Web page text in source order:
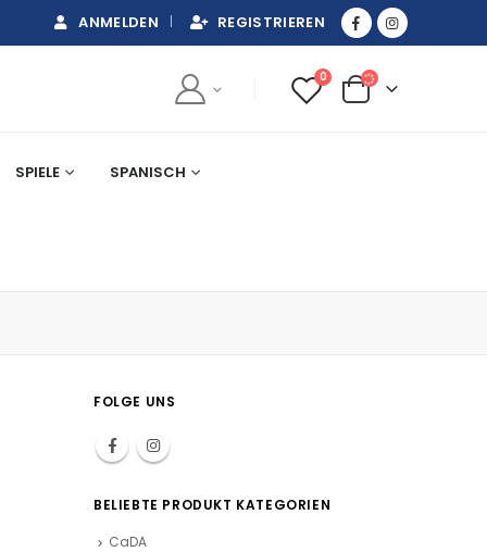
ANMELDEN REGISTRIEREN
0
SPIELE SPANISCH
FOLGE UNS
BELIEBTE PRODUKT KATEGORIEN
CaDA